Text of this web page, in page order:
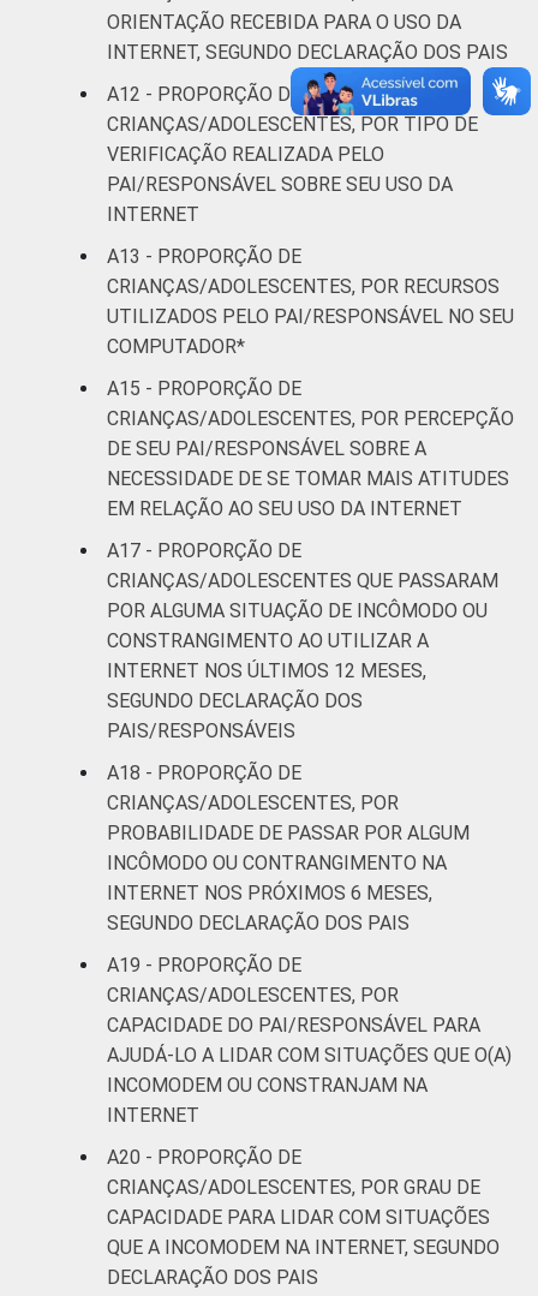
ORIENTAÇÃO RECEBIDA PARA O USO DA
INTERNET, SEGUNDO DECLARAÇÃO DOS PAIS
A12 - PROPORÇÃO DE
CRIANÇAS/ADOLESCENTES, POR TIPO DE
VERIFICAÇÃO REALIZADA PELO
PAI/RESPONSÁVEL SOBRE SEU USO DA
INTERNET
A13 - PROPORÇÃO DE
CRIANÇAS/ADOLESCENTES, POR RECURSOS
UTILIZADOS PELO PAI/RESPONSÁVEL NO SEU
COMPUTADOR*
A15 - PROPORÇÃO DE
CRIANÇAS/ADOLESCENTES, POR PERCEPÇÃO
DE SEU PAI/RESPONSÁVEL SOBRE A
NECESSIDADE DE SE TOMAR MAIS ATITUDES
EM RELAÇÃO AO SEU USO DA INTERNET
A17 - PROPORÇÃO DE
CRIANÇAS/ADOLESCENTES QUE PASSARAM
POR ALGUMA SITUAÇÃO DE INCÔMODO OU
CONSTRANGIMENTO AO UTILIZAR A
INTERNET NOS ÚLTIMOS 12 MESES,
SEGUNDO DECLARAÇÃO DOS
PAIS/RESPONSÁVEIS
A18 - PROPORÇÃO DE
CRIANÇAS/ADOLESCENTES, POR
PROBABILIDADE DE PASSAR POR ALGUM
INCÔMODO OU CONTRANGIMENTO NA
INTERNET NOS PRÓXIMOS 6 MESES,
SEGUNDO DECLARAÇÃO DOS PAIS
A19 - PROPORÇÃO DE
CRIANÇAS/ADOLESCENTES, POR
CAPACIDADE DO PAI/RESPONSÁVEL PARA
AJUDÁ-LO A LIDAR COM SITUAÇÕES QUE O(A)
INCOMODEM OU CONSTRANJAM NA
INTERNET
A20 - PROPORÇÃO DE
CRIANÇAS/ADOLESCENTES, POR GRAU DE
CAPACIDADE PARA LIDAR COM SITUAÇÕES
QUE A INCOMODEM NA INTERNET, SEGUNDO
DECLARAÇÃO DOS PAIS